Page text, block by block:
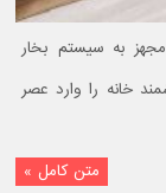
ال جی با معرفی جاروبرقی رباتیک ال جی RONi مجهز به سیستم بخار
خانه را وارد عصر
متن کامل »